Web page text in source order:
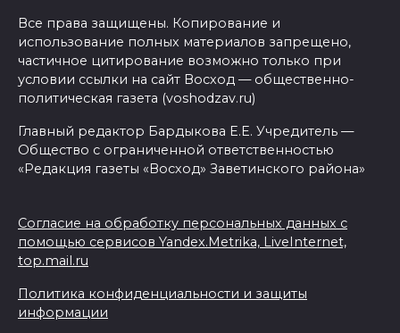
Все права защищены. Копирование и
использование полных материалов запрещено,
частичное цитирование возможно только при
условии ссылки на сайт Восход — общественно-
политическая газета (voshodzav.ru)
Главный редактор Бардыкова Е.Е. Учредитель —
Общество с ограниченной ответственностью
«Редакция газеты «Восход» Заветинского района»
Согласие на обработку персональных данных с
помощью сервисов Yandex.Metrika, LiveInternet,
top.mail.ru
Политика конфиденциальности и защиты
информации